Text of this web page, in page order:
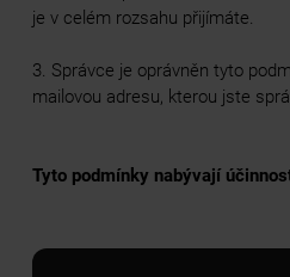
je v celém rozsahu přijímáte.
3. Správce je oprávněn tyto
mailovou adresu, kterou jste
Tyto podmínky nabývají